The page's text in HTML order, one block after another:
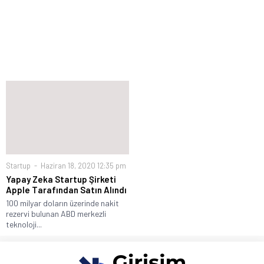
Startup Haziran 18, 2020 12:35 pm
Yapay Zeka Startup Şirketi
Apple Tarafından Satın Alındı
100 milyar doların üzerinde nakit
rezervi bulunan ABD merkezli
teknoloji...